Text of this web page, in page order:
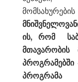
ის, რომ
მთავარობის